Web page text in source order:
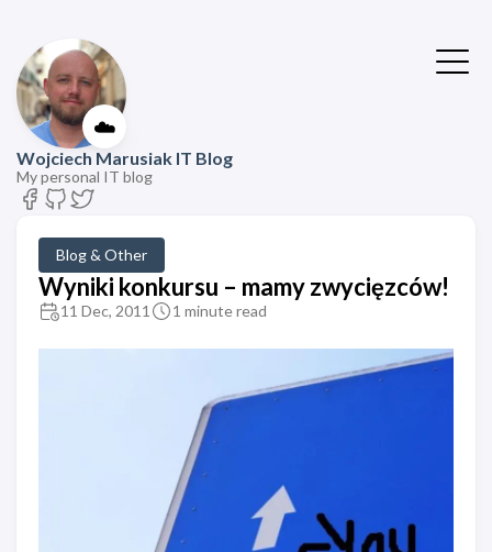
☁️
Wojciech Marusiak IT Blog
My personal IT blog
Blog & Other
Wyniki konkursu – mamy zwycięzców!
11 Dec, 2011 1 minute read